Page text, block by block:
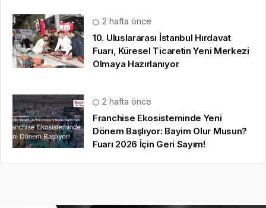
2 hafta önce
10. Uluslararası İstanbul Hırdavat
Fuarı, Küresel Ticaretin Yeni Merkezi
Olmaya Hazırlanıyor
2 hafta önce
Franchise Ekosisteminde Yeni
Dönem Başlıyor: Bayim Olur Musun?
Fuarı 2026 İçin Geri Sayım!